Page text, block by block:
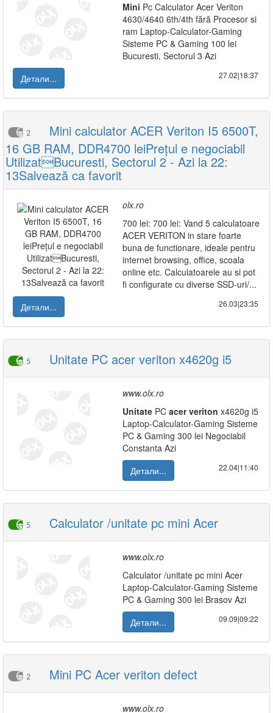
Mini Pc Calculator Acer Veriton
4630/4640 6th/4th fără Procesor si
ram Laptop-Calculator-Gaming
Sisteme PC & Gaming 100 lei
Bucuresti, Sectorul 3 Azi
Детали...
27.02|18:37
2
Mini calculator ACER Veriton I5 6500T,
16 GB RAM, DDR4700 leiPrețul e negociabil
UtilizatBucuresti, Sectorul 2 - Azi la 22:
13Salvează ca favorit
olx.ro
700 lei: 700 lei: Vand 5 calculatoare
ACER VERITON in stare foarte
buna de functionare, ideale pentru
internet browsing, office, scoala
online etc. Calculatoarele au si pot
fi configurate cu diverse SSD-uri/...
Детали...
26.03|23:35
5 Unitate PC acer veriton x4620g i5
www.olx.ro
Unitate PC acer veriton x4620g i5
Laptop-Calculator-Gaming Sisteme
PC & Gaming 300 lei Negociabil
Constanta Azi
Детали...
22.04|11:40
5 Calculator /unitate pc mini Acer
www.olx.ro
Calculator /unitate pc mini Acer
Laptop-Calculator-Gaming Sisteme
PC & Gaming 300 lei Brasov Azi
Детали...
09.09|09:22
2 Mini PC Acer veriton defect
www.olx.ro